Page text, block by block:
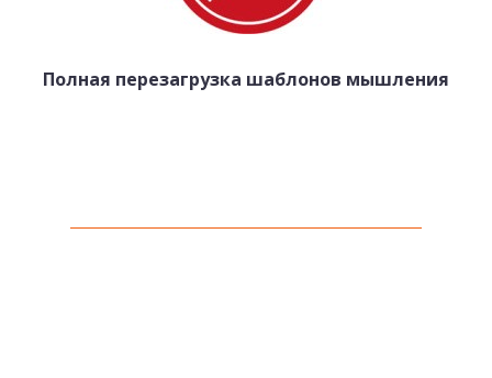
Полная перезагрузка шаблонов мышления